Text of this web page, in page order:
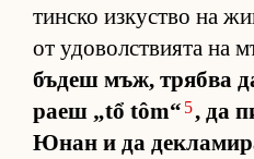
тин­ско из­кус­тво на
от удо­вол­с­т­ви­ята на
бъ­деш мъж, трябва
раеш „tổ tôm“ 5, да
Юнан и да